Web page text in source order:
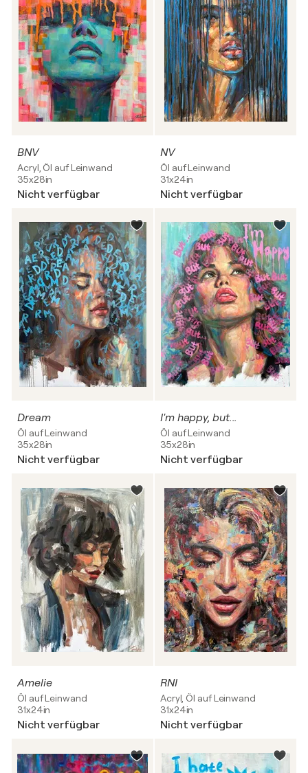
BNV
Acryl, Öl auf Leinwand
35x28in
Nicht verfügbar
NV
Öl auf Leinwand
31x24in
Nicht verfügbar
Dream
Öl auf Leinwand
35x28in
Nicht verfügbar
I'm happy, but...
Öl auf Leinwand
35x28in
Nicht verfügbar
Amelie
Öl auf Leinwand
31x24in
Nicht verfügbar
RNI
Acryl, Öl auf Leinwand
31x24in
Nicht verfügbar